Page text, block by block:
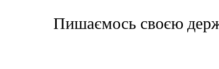
Пишаємось своєю